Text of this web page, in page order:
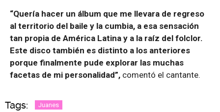
“Quería hacer un álbum que me llevara de regreso
al territorio del baile y la cumbia, a esa sensación
tan propia de América Latina y a la raíz del folclor.
Este disco también es distinto a los anteriores
porque finalmente pude explorar las muchas
facetas de mi personalidad”, comentó el cantante.
Tags: Juanes